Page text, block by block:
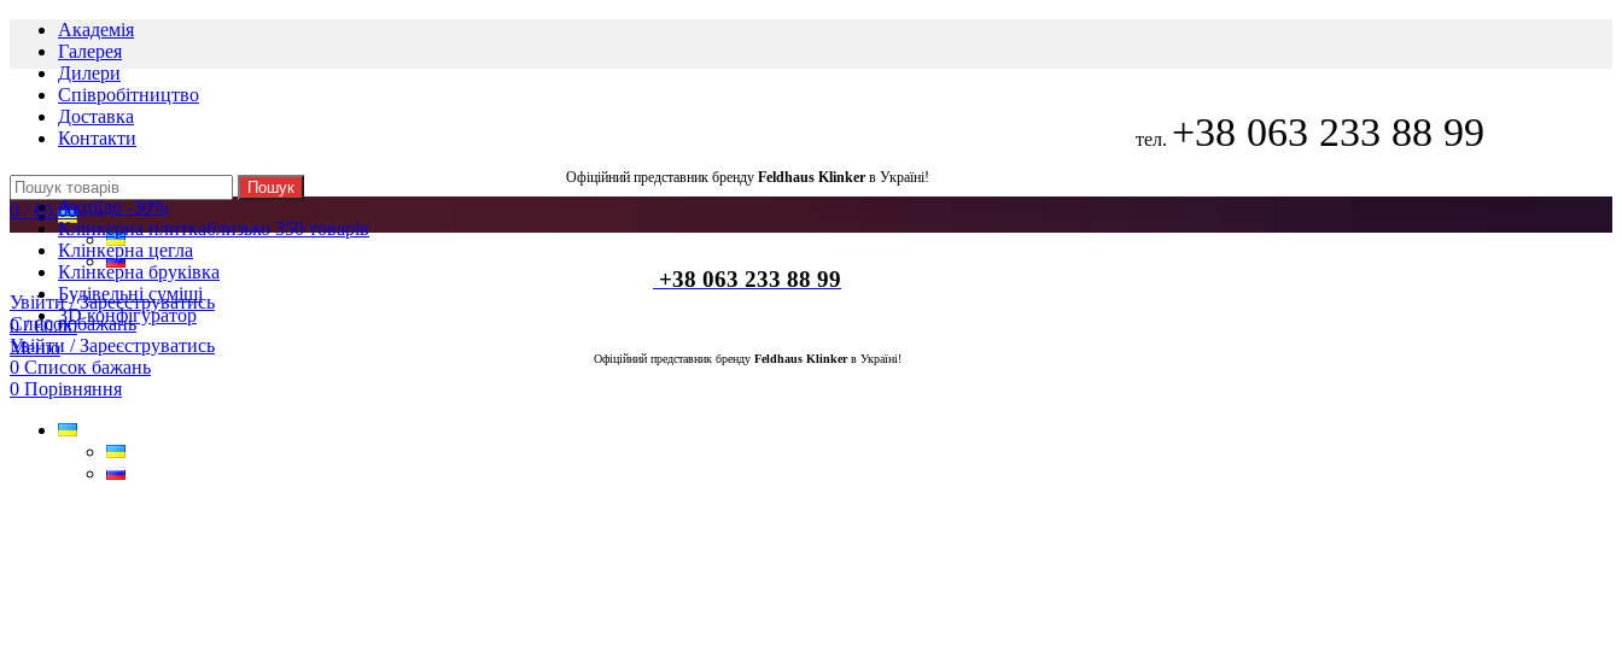
Академія
Галерея
Дилери
Cпівробітництво
Доставка
Контакти
Офіційний представник бренду Feldhaus Klinkerв Україні!
Увійти / Зареєструватись
Список бажань
Увійти / Зареєструватись
0 Список бажань
0 Порівняння
тел. +38 063 233 88 99
Пошук
0 / €0.00
+38 063 233 88 99
0/ €0.00
Меню
Акціїдо -30%
Клінкерна плиткаблизько 350 товарів
Клінкерна цегла
Клінкерна бруківка
Будівельні суміші
3D конфігуратор
Офіційний представник бренду Feldhaus Klinkerв Україні!